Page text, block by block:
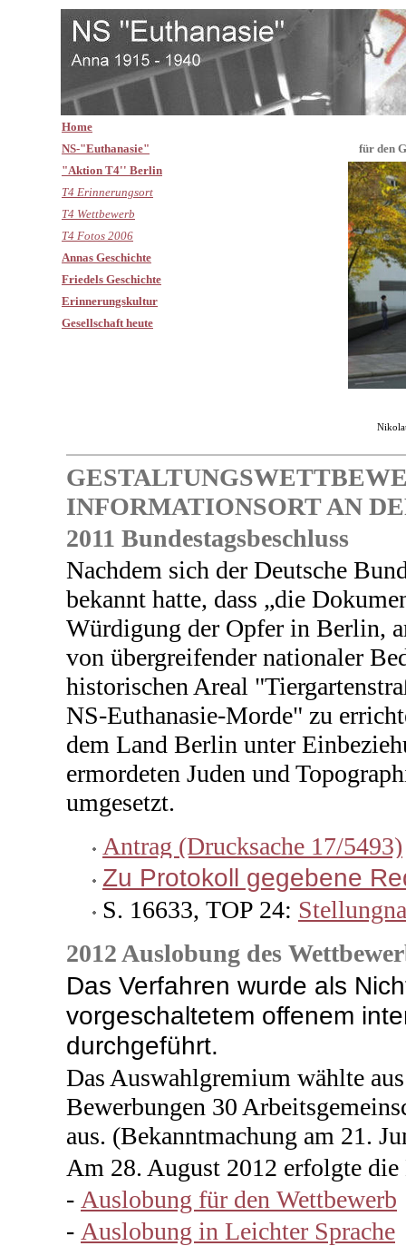
Home
NS-"Euthanasie"
"Aktion T4'' Berlin
T4 Erinnerungsort
T4 Wettbewerb
T4 Fotos 2006
Annas Geschichte
Friedels Geschichte
Erinnerungskultur
Gesellschaft heute
für den
INFORMATIONSORT AN
2011 Bundestagsbeschluss
Nachdem sich der Deutsche
bekannt hatte, dass „die
Würdigung der Opfer in Berlin,
von übergreifender nationaler
historischen Areal "
NS-Euthanasie-Morde" zu
dem Land Berlin unter
ermordeten Juden und
umgesetzt.
Antrag (Drucksache 17/5493)
Zu Protokoll gegebene
S. 16633, TOP 24:
2012 Auslobung des
Das Verfahren wurde als
vorgeschaltetem offenem
durchgeführt.
Das Auswahlgremium wählte
Bewerbungen 30
aus. (Bekanntmachung am 21.
Am 28. August 2012 erfolgte
- Auslobung für den Wettbewerb
- Auslobung in Leichter Sprache